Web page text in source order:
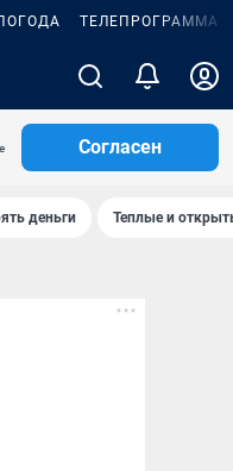
ТЕЛЕПРОГРАММА
Согласен
деньги Теплые и